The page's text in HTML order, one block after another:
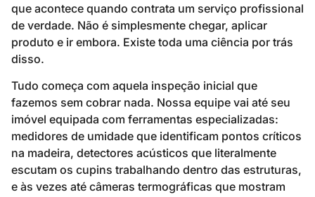
que acontece quando contrata um serviço profissional
de verdade. Não é simplesmente chegar, aplicar
produto e ir embora. Existe toda uma ciência por trás
disso.
Tudo começa com aquela inspeção inicial que
fazemos sem cobrar nada. Nossa equipe vai até seu
imóvel equipada com ferramentas especializadas:
medidores de umidade que identificam pontos críticos
na madeira, detectores acústicos que literalmente
escutam os cupins trabalhando dentro das estruturas,
e às vezes até câmeras termográficas que mostram